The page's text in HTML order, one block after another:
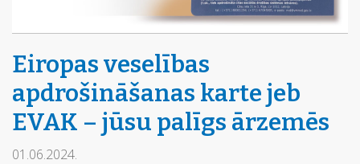
Eiropas veselības
apdrošināšanas karte jeb
EVAK – jūsu palīgs ārzemēs
01.06.2024.